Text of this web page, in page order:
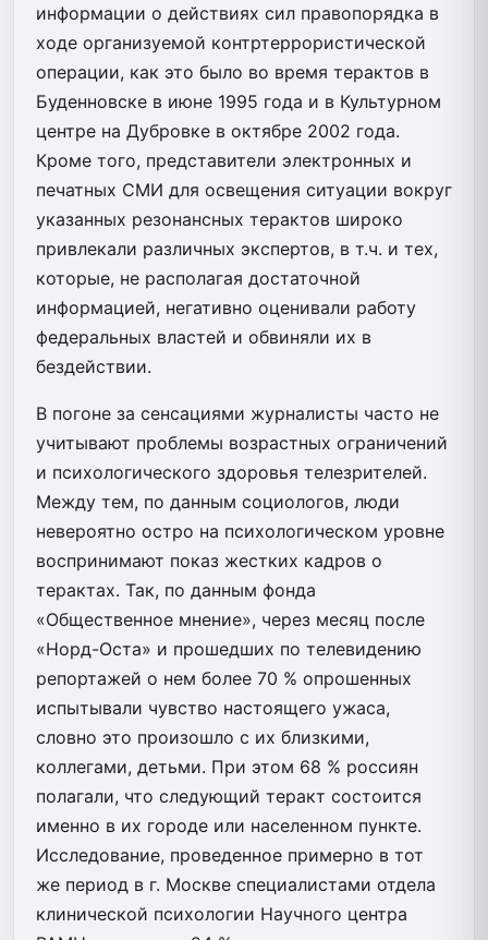
информации о действиях сил правопорядка в
ходе организуемой контртеррористической
операции, как это было во время терактов в
Буденновске в июне 1995 года и в Культурном
центре на Дубровке в октябре 2002 года.
Кроме того, представители электронных и
печатных СМИ для освещения ситуации вокруг
указанных резонансных терактов широко
привлекали различных экспертов, в т.ч. и тех,
которые, не располагая достаточной
информацией, негативно оценивали работу
федеральных властей и обвиняли их в
бездействии.
В погоне за сенсациями журналисты часто не
учитывают проблемы возрастных ограничений
и психологического здоровья телезрителей.
Между тем, по данным социологов, люди
невероятно остро на психологическом уровне
воспринимают показ жестких кадров о
терактах. Так, по данным фонда
«Общественное мнение», через месяц после
«Норд-Оста» и прошедших по телевидению
репортажей о нем более 70 % опрошенных
испытывали чувство настоящего ужаса,
словно это произошло с их близкими,
коллегами, детьми. При этом 68 % россиян
полагали, что следующий теракт состоится
именно в их городе или населенном пункте.
Исследование, проведенное примерно в тот
же период в г. Москве специалистами отдела
клинической психологии Научного центра